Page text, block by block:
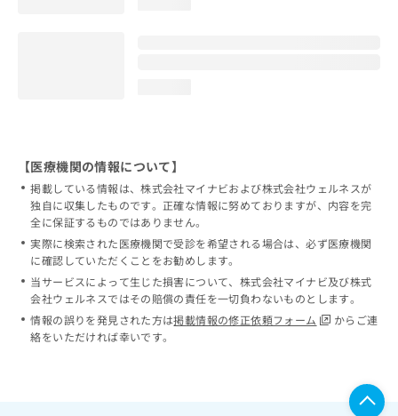
【医療機関の情報について】
掲載している情報は、株式会社マイナビおよび株式会社ウェルネスが
独自に収集したものです。正確な情報に努めておりますが、内容を完
全に保証するものではありません。
実際に検索された医療機関で受診を希望される場合は、必ず医療機関
に確認していただくことをお勧めします。
当サービスによって生じた損害について、株式会社マイナビ及び株式
会社ウェルネスではその賠償の責任を一切負わないものとします。
情報の誤りを発見された方は掲載情報の修正依頼フォーム
からご連
絡をいただければ幸いです。